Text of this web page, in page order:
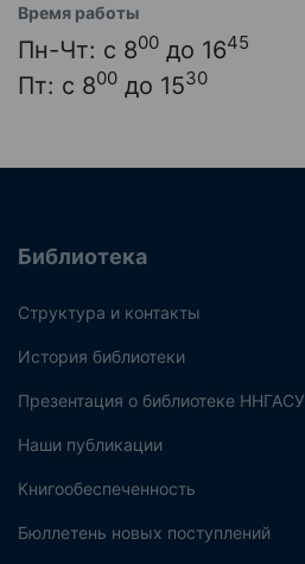
Время работы
Пн-Чт: с 800 до 1645
Пт: с 800 до 1530
Библиотека
Структура и контакты
История библиотеки
Презентация о библиотеке ННГАСУ
Наши публикации
Книгообеспеченность
Бюллетень новых поступлений